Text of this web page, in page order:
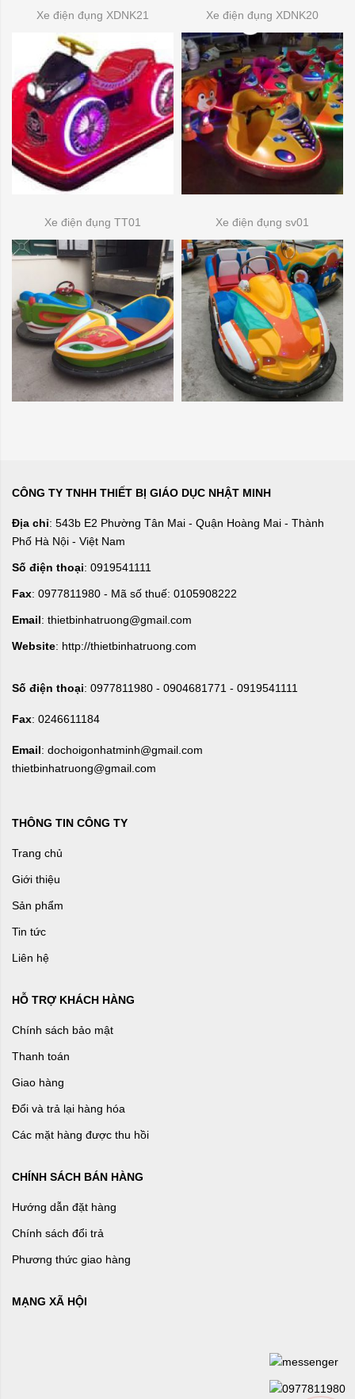
Xe điện đụng XDNK21 Xe điện đụng XDNK20
Xe điện đụng TT01 Xe điện đụng sv01
CÔNG TY TNHH THIẾT BỊ GIÁO DỤC NHẬT MINH
Địa chỉ: 543b E2 Phường Tân Mai - Quận Hoàng Mai - Thành
Phố Hà Nội - Việt Nam
Số điện thoại: 0919541111
Fax: 0977811980 - Mã số thuế: 0105908222
Email: thietbinhatruong@gmail.com
Website: http://thietbinhatruong.com
Số điện thoại: 0977811980 - 0904681771 - 0919541111
Fax: 0246611184
Email: dochoigonhatminh@gmail.com
thietbinhatruong@gmail.com
THÔNG TIN CÔNG TY
Trang chủ
Giới thiệu
Sản phẩm
Tin tức
Liên hệ
HỖ TRỢ KHÁCH HÀNG
Chính sách bảo mật
Thanh toán
Giao hàng
Đổi và trả lại hàng hóa
Các mặt hàng được thu hồi
CHÍNH SÁCH BÁN HÀNG
Hướng dẫn đặt hàng
Chính sách đổi trả
Phương thức giao hàng
MẠNG XÃ HỘI